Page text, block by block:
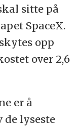
sitte på
SpaceX.
opp
over 2,6
er å
de lyseste